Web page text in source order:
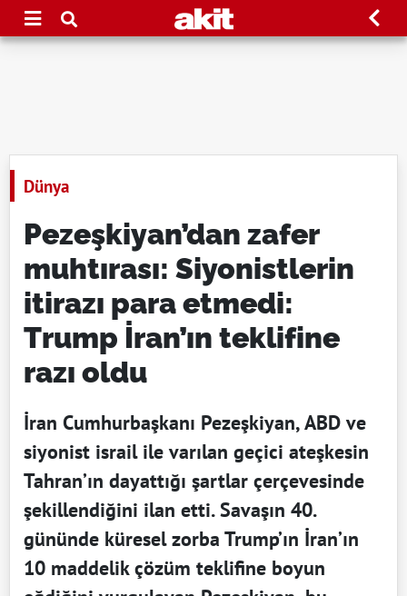
Dünya
Pezeşkiyan’dan zafer
muhtırası: Siyonistlerin
itirazı para etmedi:
Trump İran’ın teklifine
razı oldu
İran Cumhurbaşkanı Pezeşkiyan, ABD ve
siyonist israil ile varılan geçici ateşkesin
Tahran’ın dayattığı şartlar çerçevesinde
şekillendiğini ilan etti. Savaşın 40.
gününde küresel zorba Trump’ın İran’ın
10 maddelik çözüm teklifine boyun